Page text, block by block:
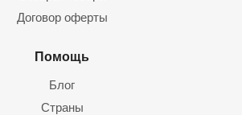
Договор оферты
Помощь
Блог
Страны